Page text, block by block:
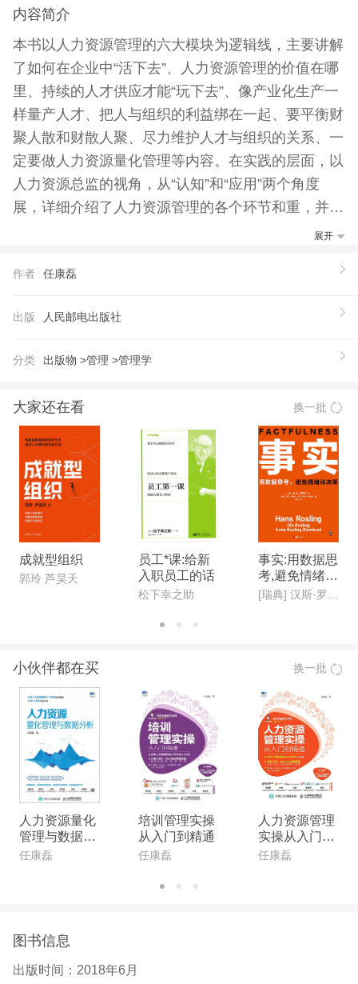
内容简介
本书以人力资源管理的六大模块为逻辑线，主要讲解
了如何在企业中“活下去”、人力资源管理的价值在哪
里、持续的人才供应才能“玩下去”、像产业化生产一
样量产人才、把人与组织的利益绑在一起、要平衡财
聚人散和财散人聚、尽力维护人才与组织的关系、一
定要做人力资源量化管理等内容。在实践的层面，以
人力资源总监的视角，从“认知”和“应用”两个角度
展，详细介绍了人力资源管理的各个环节和重，并且
提供给读者一些不一样的方法、技巧及实践中容易忽
【推荐语】
微信公众号、微博累计3000万人次全平台学习 IGA
人力资源总经理 王腾、联信智达总经理 梁潇尹、家
的视角，阐述人力资源管理的实践应用 为什么人力
资源总是不受老板重视？ 为什么理论到了实践中却
不管用？ 如何正确理解人力资源的各模块？ 如何把
人力资源理论转化为实践？ 如何有效推动人力资源
组织变革？ 如何有效实施人力资源量化管理？ 本书
以人力资源管理的六大模块为逻辑线，从“认知”和“应
用”两个角度展，运用大量的人力资源管理实践案例
和故事，阐明把人力资源理论运用到实践的行之有效
大V 百万学员网课讲师 MBA（工商管理硕士），曾
任世界500强、国内大型A股上市公司HRD，工业和
信息化部质量公共服务平台专家，亚太人才资本研究
院专家特聘讲师，注册国际职业经理人（CISPM，A
CI认证），国际注册人力资源管理师（ICSHRM，A
CI认证），国际注册职业培训师（ICSPL，AIVCA认
证），国家一级人力资源管理师，国家职业生涯规划
师，大学生实习就业指导师。拥有十余年人力资源管
理实战经验和一万人次以上人才招募经验，专注于解
展开
作者 任康磊
出版 人民邮电出版社
分类 出版物 >管理 >管理学
大家还在看 换一批
成就型组织
郭玲 芦昊天
员工*课:给新
入职员工的话
松下幸之助
事实:用数据思
考,避免情绪化
决策(新版)
小伙伴都在买 换一批
人力资源量化
管理与数据分
析
任康磊
培训管理实操
从入门到精通
任康磊
人力资源管理
实操从入门到
精通
任康磊
图书信息
出版时间： 2018年6月